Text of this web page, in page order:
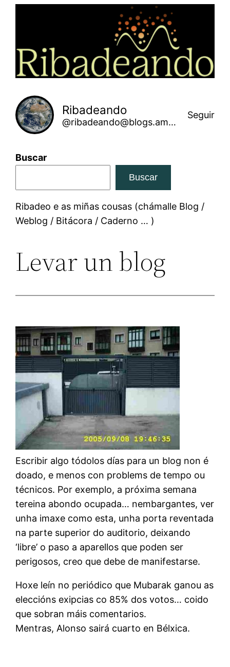
Ribadeando
@ribadeando@blogs.amarinha.gal
Seguir
Buscar
Buscar
Ribadeo e as miñas cousas (chámalle Blog /
Weblog / Bitácora / Caderno … )
Levar un blog
Escribir algo tódolos días para un blog non é
doado, e menos con problems de tempo ou
técnicos. Por exemplo, a próxima semana
tereina abondo ocupada… nembargantes, ver
unha imaxe como esta, unha porta reventada
na parte superior do auditorio, deixando
‘libre’ o paso a aparellos que poden ser
perigosos, creo que debe de manifestarse.
Hoxe leín no periódico que Mubarak ganou as
eleccións exipcias co 85% dos votos… coido
que sobran máis comentarios.
Mentras, Alonso sairá cuarto en Bélxica.